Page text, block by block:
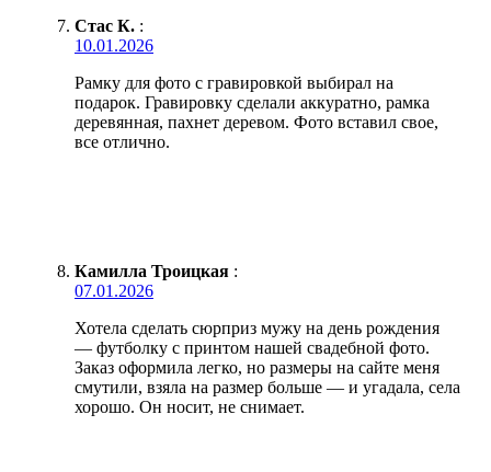
Стас К. :
10.01.2026
Рамку для фото с гравировкой выбирал на
подарок. Гравировку сделали аккуратно, рамка
деревянная, пахнет деревом. Фото вставил свое,
все отлично.
Камилла Троицкая :
07.01.2026
Хотела сделать сюрприз мужу на день рождения
— футболку с принтом нашей свадебной фото.
Заказ оформила легко, но размеры на сайте меня
смутили, взяла на размер больше — и угадала, села
хорошо. Он носит, не снимает.